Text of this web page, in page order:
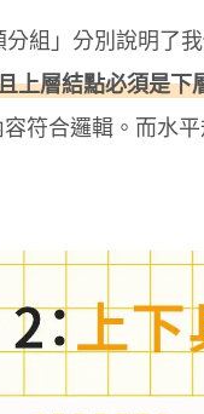
組」分別說明了
上層結點必須是下
符合邏輯。而水